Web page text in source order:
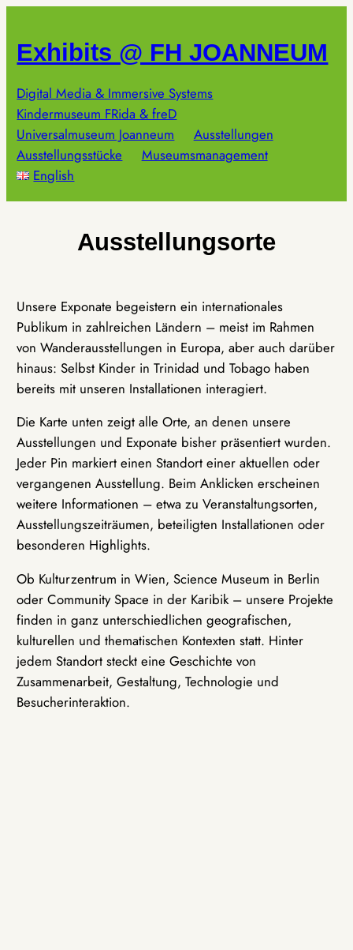
springen
Exhibits @ FH JOANNEUM
Digital Media & Immersive Systems
Kindermuseum FRida & freD
Universalmuseum Joanneum
Ausstellungen
Ausstellungsstücke
Museumsmanagement
English
Ausstellungsorte
Unsere Exponate begeistern ein internationales
Publikum in zahlreichen Ländern – meist im Rahmen
von Wanderausstellungen in Europa, aber auch darüber
hinaus: Selbst Kinder in Trinidad und Tobago haben
bereits mit unseren Installationen interagiert.
Die Karte unten zeigt alle Orte, an denen unsere
Ausstellungen und Exponate bisher präsentiert wurden.
Jeder Pin markiert einen Standort einer aktuellen oder
vergangenen Ausstellung. Beim Anklicken erscheinen
weitere Informationen – etwa zu Veranstaltungsorten,
Ausstellungszeiträumen, beteiligten Installationen oder
besonderen Highlights.
Ob Kulturzentrum in Wien, Science Museum in Berlin
oder Community Space in der Karibik – unsere Projekte
finden in ganz unterschiedlichen geografischen,
kulturellen und thematischen Kontexten statt. Hinter
jedem Standort steckt eine Geschichte von
Zusammenarbeit, Gestaltung, Technologie und
Besucherinteraktion.